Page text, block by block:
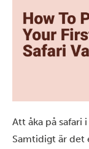
Att åka på safari
Samtidigt är det